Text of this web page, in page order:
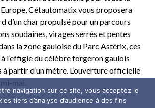
Cétautomatix vous proposera
d’un char propulsé pour un parcours
soudaines, virages serrés et pentes
la zone gauloise du Parc Astérix, ces
l’effigie du célèbre forgeron gaulois
partir d’un mètre. L’ouverture officielle
mai.
navigation sur ce site, vous acceptez le
tiers d’analyse d’audience à des fins